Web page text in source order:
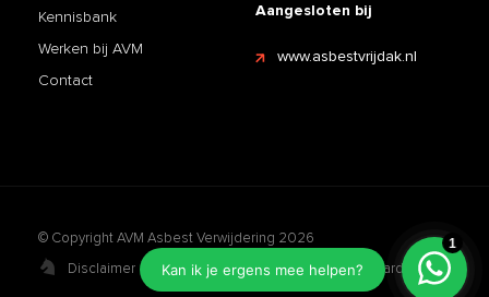
Kennisbank
Werken bij AVM
Contact
Aangesloten bij
www.asbestvrijdak.nl
© Copyright AVM Asbest Verwijdering 2026
Disclaimer
Privacy Policy Algemene voorwaarden